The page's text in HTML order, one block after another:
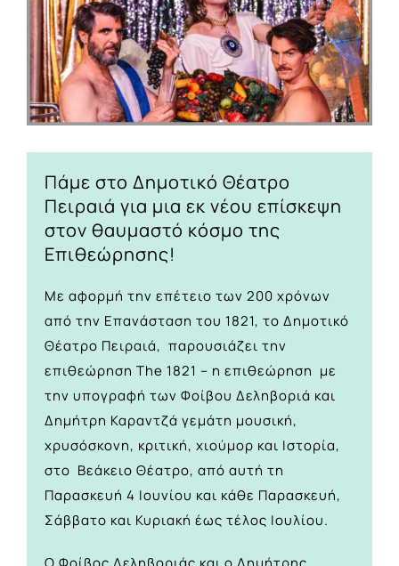
Image
Πάμε στο Δημοτικό Θέατρο
Πειραιά για μια εκ νέου επίσκεψη
στον θαυμαστό κόσμο της
Επιθεώρησης!
Με αφορμή την επέτειο των 200 χρόνων
από την Επανάσταση του 1821, το Δημοτικό
Θέατρο Πειραιά, παρουσιάζει την
επιθεώρηση The 1821 – η επιθεώρηση με
την υπογραφή των Φοίβου Δεληβοριά και
Δημήτρη Καραντζά γεμάτη μουσική,
χρυσόσκονη, κριτική, χιούμορ και Ιστορία,
στο Βεάκειο Θέατρο, από αυτή τη
Παρασκευή 4 Ιουνίου και κάθε Παρασκευή,
Σάββατο και Κυριακή έως τέλος Ιουλίου.